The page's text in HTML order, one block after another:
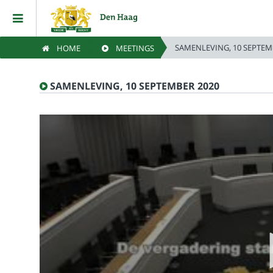
Home
Meetings
HOME MEETINGS SAMENLEVING, 10
SAMENLEVING, 10 SEPTEMBER 2020